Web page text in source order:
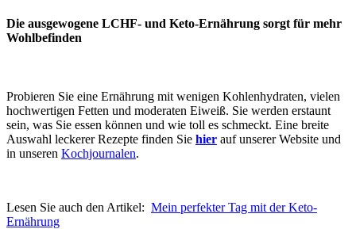
Die ausgewogene LCHF- und Keto-Ernährung sorgt für mehr
Wohlbefinden
Probieren Sie eine Ernährung mit wenigen Kohlenhydraten, vielen
hochwertigen Fetten und moderaten Eiweiß. Sie werden erstaunt
sein, was Sie essen können und wie toll es schmeckt. Eine breite
Auswahl leckerer Rezepte finden Sie hier auf unserer Website und
in unseren Kochjournalen.
Lesen Sie auch den Artikel: Mein perfekter Tag mit der Keto-
Ernährung